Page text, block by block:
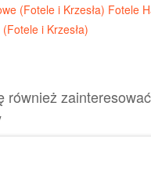
(Fotele i Krzesła) Fotele
i Krzesła)
również